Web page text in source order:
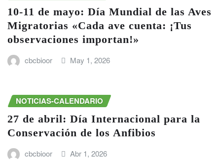
10-11 de mayo: Día Mundial de las Aves
Migratorias «Cada ave cuenta: ¡Tus
observaciones importan!»
cbcbioor May 1, 2026
NOTICIAS-CALENDARIO
27 de abril: Día Internacional para la
Conservación de los Anfibios
cbcbioor Abr 1, 2026